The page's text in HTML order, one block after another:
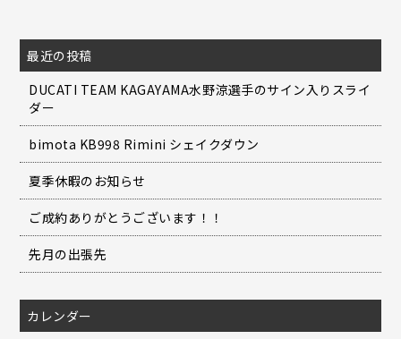
最近の投稿
DUCATI TEAM KAGAYAMA水野涼選手のサイン入りスライ
ダー
bimota KB998 Rimini シェイクダウン
夏季休暇のお知らせ
ご成約ありがとうございます！！
先月の出張先
カレンダー